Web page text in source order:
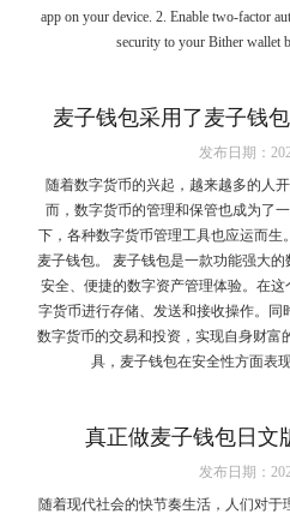
app on your device. 2. Enable two-factor
security to your Bither wallet
麦子钱包采用了麦子钱
发布日期：
随着数字货币的兴起，越来越多的人
而，数字货币的管理和保管也成为了
下，各种数字货币管理工具也应运而生
麦子钱包。 麦子钱包是一款功能强大
安全、便捷的数字资产管理体验。在
字货币进行存储、发送和接收操作。
数字货币的交易和投资，实现自身财富
具，麦子钱包在安全性方面表
真正做麦子钱包日文
发布日期：
随着现代社会的快节奏生活，人们对